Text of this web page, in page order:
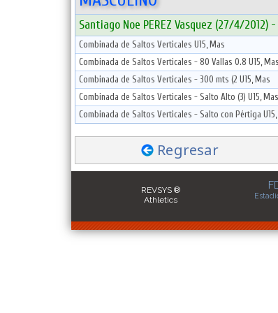
Santiago Noe PEREZ Vasquez (27/4/2012)
Combinada de Saltos Verticales U15, Mas
Combinada de Saltos Verticales - 80 Vallas 0.8 U15, Mas
Combinada de Saltos Verticales - 300 mts (2 U15, Mas
Combinada de Saltos Verticales - Salto Alto (3) U15, Mas
Combinada de Saltos Verticales - Salto con Pértiga
Regresar
REVSYS ®
Athletics